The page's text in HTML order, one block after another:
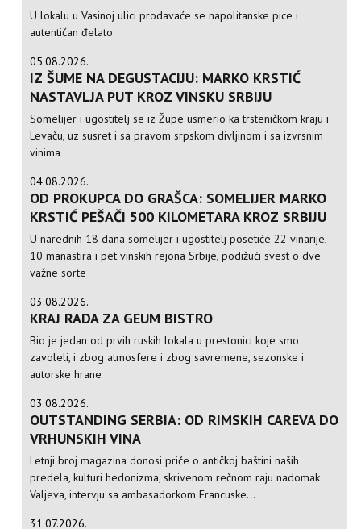
U lokalu u Vasinoj ulici prodavaće se napolitanske pice i
autentičan đelato
05.08.2026.
IZ ŠUME NA DEGUSTACIJU: MARKO KRSTIĆ
NASTAVLJA PUT KROZ VINSKU SRBIJU
Somelijer i ugostitelj se iz Župe usmerio ka trsteničkom kraju i
Levaču, uz susret i sa pravom srpskom divljinom i sa izvrsnim
vinima
04.08.2026.
OD PROKUPCA DO GRAŠCA: SOMELIJER MARKO
KRSTIĆ PEŠAČI 500 KILOMETARA KROZ SRBIJU
U narednih 18 dana somelijer i ugostitelj posetiće 22 vinarije,
10 manastira i pet vinskih rejona Srbije, podižući svest o dve
važne sorte
03.08.2026.
KRAJ RADA ZA GEUM BISTRO
Bio je jedan od prvih ruskih lokala u prestonici koje smo
zavoleli, i zbog atmosfere i zbog savremene, sezonske i
autorske hrane
03.08.2026.
OUTSTANDING SERBIA: OD RIMSKIH CAREVA DO
VRHUNSKIH VINA
Letnji broj magazina donosi priče o antičkoj baštini naših
predela, kulturi hedonizma, skrivenom rečnom raju nadomak
Valjeva, intervju sa ambasadorkom Francuske...
31.07.2026.